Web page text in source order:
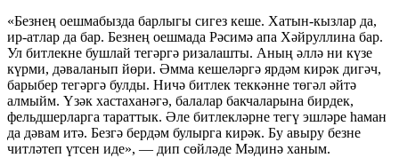
«Безнең оешмабызда барлыгы сигез кеше. Хатын-кызлар да,
ир-атлар да бар. Безнең оешмада Рәсимә апа Хәйруллина бар.
Ул битлекне бушлай тегәргә ризалашты. Аның әллә ни күзе
күрми, дәваланып йөри. Әмма кешеләргә ярдәм кирәк дигәч,
барыбер тегәргә булды. Ничә битлек теккәнне төгәл әйтә
алмыйм. Үзәк хастаханәгә, балалар бакчаларына бирдек,
фельдшерларга тараттык. Әле битлекләрне тегү эшләре һаман
да дәвам итә. Безгә бердәм булырга кирәк. Бу авыру безне
читләтеп үтсен иде», — дип сөйләде Мәдинә ханым.